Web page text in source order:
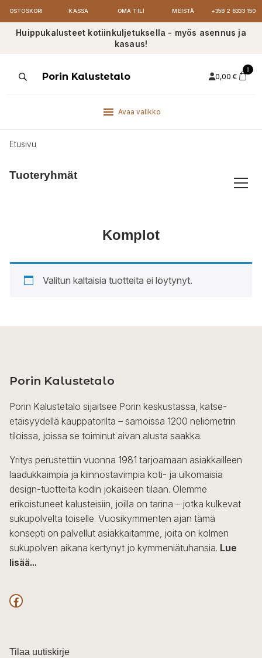
OSTOSKORI KASSA OMA TILI MEISTÄ +358 2 6333 150
Huippukalusteet kotiinkuljetuksella - myös asennus ja
kasaus!
ProductsPorin Kalustetalo 0,00 €
0
Avaa valikko
Etusivu
Tuoteryhmät
Komplot
Valitun kaltaisia tuotteita ei löytynyt.
Porin Kalustetalo
Porin Kalustetalo sijaitsee Porin keskustassa, katse-
etäisyydellä kauppatorilta – samoissa 1200 neliömetrin
tiloissa, joissa se toiminut aivan alusta saakka.
Yritys perustettiin vuonna 1981 tarjoamaan asiakkailleen
laadukkaimpia ja kiinnostavimpia koti- ja ulkomaisia
design-tuotteita kodin jokaiseen tilaan. Olemme
erikoistuneet kalusteisiin, joilla on tarina – jotka kulkevat
sukupolvelta toiselle. Vuosikymmenten ajan tämä
konsepti on palvellut asiakkaitamme, joita on kolmen
sukupolven aikana kertynyt jo kymmeniätuhansia. Lue
lisää...
F
c
Tilaa uutiskirje